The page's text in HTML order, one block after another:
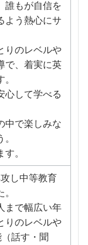
誰もが自信を
よう熱心にサ
りのレベルや
で、着実に英
心して学べる
中で楽しみな
。
し中等教育
まで幅広い年
りのレベルや
話す・聞